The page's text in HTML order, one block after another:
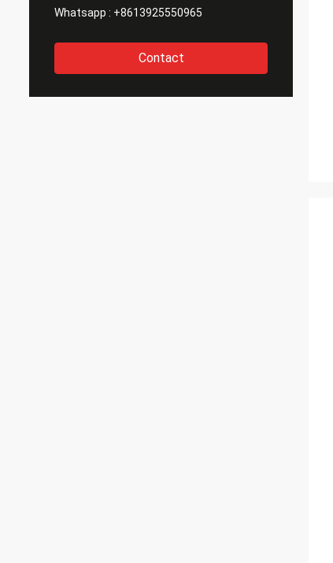
Whatsapp : +8613925550965
Contact